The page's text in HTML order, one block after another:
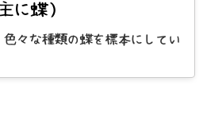
に蝶）
々な種類の蝶を標本にしてい